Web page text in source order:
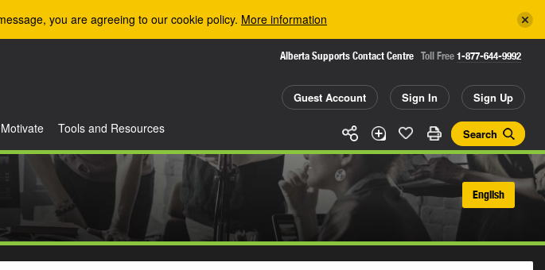
you are agreeing to our cookie policy. More information
Alberta Supports Contact Centre Toll Free 1-877-644-9992
Guest Account Sign In Sign Up
Search
Tools and Resources
English